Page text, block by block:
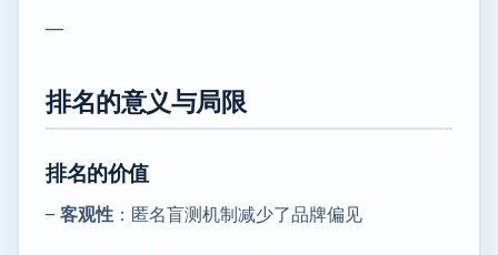
—
排名的意义与局限
排名的价值
– 客观性 ：匿名盲测机制减少了品牌偏见